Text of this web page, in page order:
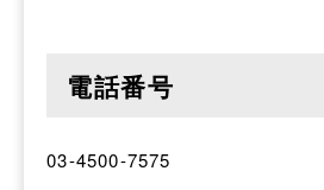
電話番号
03-4500-7575